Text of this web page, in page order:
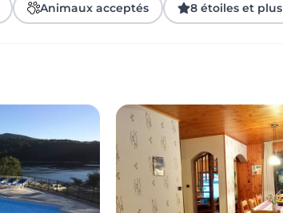
Animaux acceptés 8 étoiles et plus